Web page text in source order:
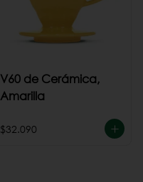
V60 de Cerámica,
Amarilla
$32.090